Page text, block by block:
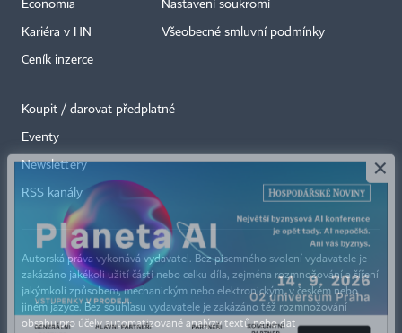
Economia
Kariéra v HN
Ceník inzerce
Nastavení soukromí
Všeobecné smluvní podmínky
Koupit / darovat předplatné
Eventy
Newslettery
RSS kanály
Autorská práva vykonává vydavatel. Bez písemného svolení vydavatele je
zakázáno jakékoli užití částí nebo celku díla, zejména rozmnožování a šíření
jakýmkoli způsobem, mechanickým nebo elektronickým, v českém nebo
jiném jazyce. Bez souhlasu vydavatele je zakázáno též rozmnožování
obsahu pro účely automatizované analýzy textů nebo dat
×